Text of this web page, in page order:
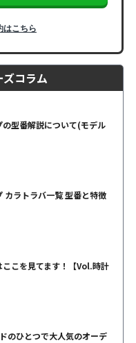
はこちら
コラム
型番解説について(モデル
カラトラバ一覧 型番と特徴
こを見てます！【Vol.時計
のひとつで大人気のオーデ